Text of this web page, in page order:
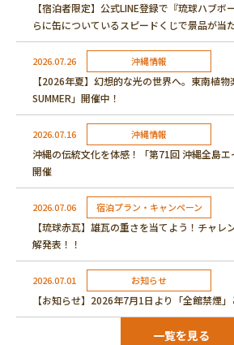
【宿泊者限定】公式LINE登録で『琉球ハブボ
らに缶についているスピードくじで景品が当
2026.07.26 沖縄情報
【2026年夏】幻想的な光の世界へ。東南植
SUMMER」開催中！
2026.07.16 沖縄情報
沖縄の伝統文化を体感！「第71回 沖縄全島エ
開催
2026.07.06 宿泊プラン・キャンペーン
【琉球赤瓦】雄瓦の重さを当てよう！チャ
解発表！！
2026.07.01 お知らせ
【お知らせ】2026年7月1日より「全館禁煙
一覧を見る